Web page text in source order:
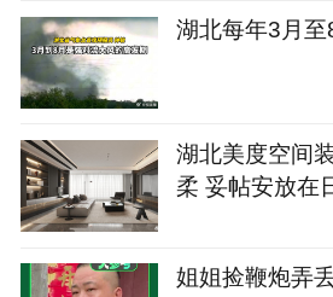
湖北每年3月
湖北美度空间
柔 妥帖安放在
姐姐捡鞭炮弄